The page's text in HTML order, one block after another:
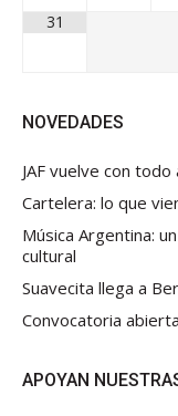
31
NOVEDADES
JAF vuelve con todo
Cartelera: lo que
Música Argentina:
cultural
Suavecita llega a
Convocatoria
APOYAN